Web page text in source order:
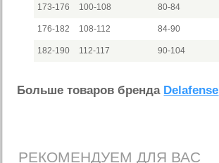
173-176 100-108 80-84
176-182 108-112 84-90
182-190 112-117 90-104
Больше товаров бренда Delafense
РЕКОМЕНДУЕМ ДЛЯ ВАС